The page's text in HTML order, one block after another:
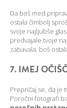
Da boš med
ostala čimbolj
svoje najljubše
predvajale tvoje
zabavala, boš
7. IMEJ
Prepričaj se, da je
Poročni fotografi